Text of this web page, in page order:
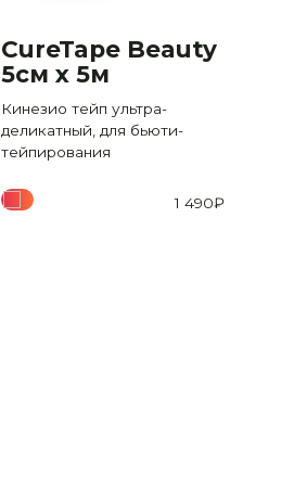
CureTape Beauty
5см x 5м
Кинезио тейп ультра-
деликатный, для бьюти-
тейпирования
1 490₽